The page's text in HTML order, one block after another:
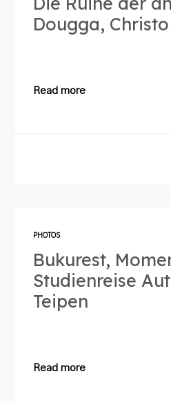
Dougga,
Read more
PHOTOS
Bukurest,
Studienreise
Teipen
Read more